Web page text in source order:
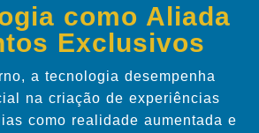
como Aliada
Exclusivos
a tecnologia desempenha
na criação de experiências
como realidade aumentada e